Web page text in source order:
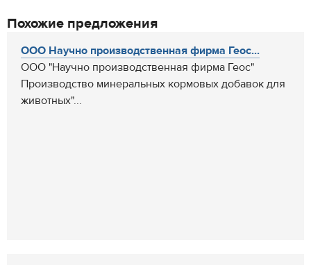
Похожие предложения
ООО Научно производственная фирма Геос...
ООО "Научно производственная фирма Геос"
Производство минеральных кормовых добавок для
животных"...